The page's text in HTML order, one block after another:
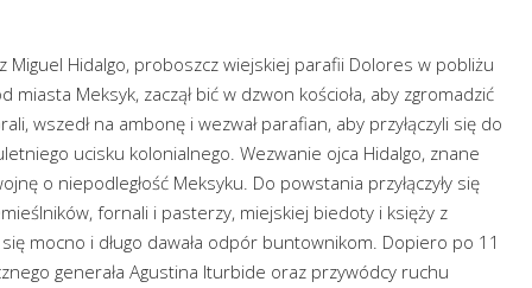
Hidalgo, proboszcz wiejskiej parafii Dolores w pobliżu
Meksyk, zaczął bić w dzwon kościoła, aby zgromadzić
wszedł na ambonę i wezwał parafian, aby przyłączyli się do
ucisku kolonialnego. Wezwanie ojca Hidalgo, znane
o niepodległość Meksyku. Do powstania przyłączyły się
fornali i pasterzy, miejskiej biedoty i księży z
mocno i długo dawała odpór buntownikom. Dopiero po 11
generała Agustina Iturbide oraz przywódcy ruchu